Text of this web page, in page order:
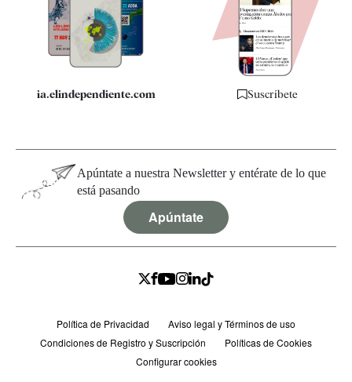
Quiénes somos
Especificaciones
ia.elindependiente.com Suscríbete
Apúntate a nuestra Newsletter y entérate de lo que
está pasando
Apúntate
Política de Privacidad
Aviso legal y Términos de uso
Condiciones de Registro y Suscripción
Políticas de Cookies
Configurar cookies